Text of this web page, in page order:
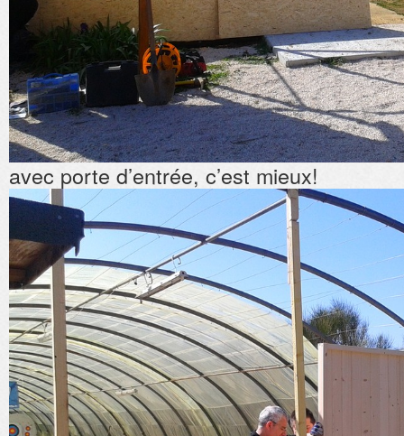
avec porte d’entrée, c’est mieux!